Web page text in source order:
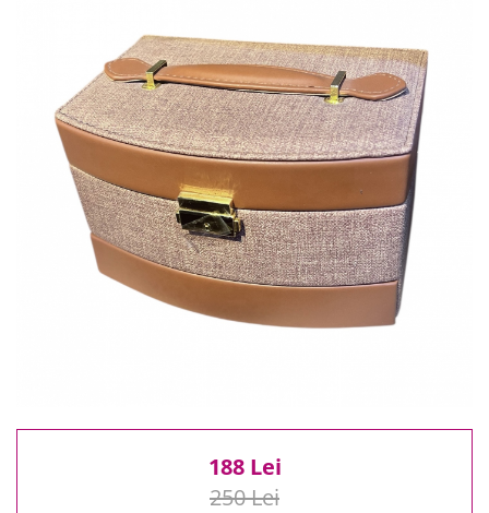
Bijuterii Femei
Bijuterii Copii
Bijuterii Mirese
Selectii
Reduceri
Cele mai noi
Cele mai vandute
Cele mai votate
300 Lei - 500 Lei
188 Lei
250 Lei